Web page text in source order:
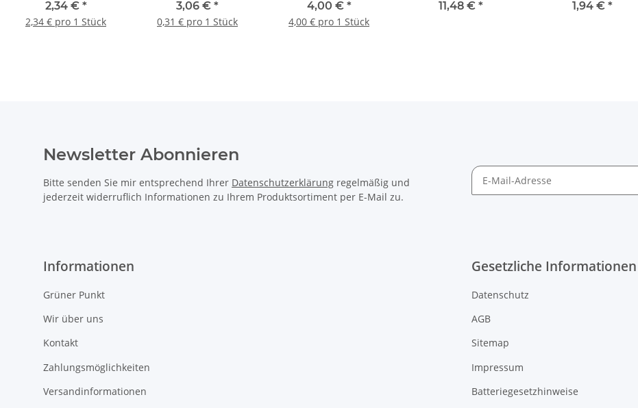
Bionic Pro) 6 x 110 mm
- 1 Stk.
2,34 € *
2,34 € pro 1 Stück
3,06 € *
0,31 € pro 1 Stück
10x150x210mm VARIO
4,00 € *
4,00 € pro 1 Stück
16x550x610mm, 5-
11,48 € *
(PreFix) 5 x 160 mm - 1
1,94 € *
Newsletter Abonnieren
Bitte senden Sie mir entsprechend Ihrer Datenschutzerklärung regelmäßig und
jederzeit widerruflich Informationen zu Ihrem Produktsortiment per E-Mail zu.
Informationen
Grüner Punkt
Wir über uns
Kontakt
Zahlungsmöglichkeiten
Versandinformationen
Gesetzliche Informationen
Datenschutz
AGB
Sitemap
Impressum
Batteriegesetzhinweise